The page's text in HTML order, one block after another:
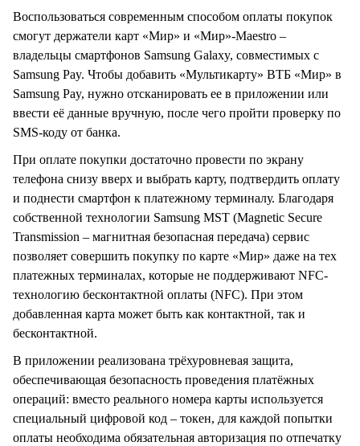
Воспользоваться современным способом оплаты покупок
смогут держатели карт «Мир» и «Мир»-Maestro –
владельцы смартфонов Samsung Galaxy, совместимых с
Samsung Pay. Чтобы добавить «Мультикарту» ВТБ «Мир» в
Samsung Pay, нужно отсканировать ее в приложении или
ввести её данные вручную, после чего пройти проверку по
SMS-коду от банка.
При оплате покупки достаточно провести по экрану
телефона снизу вверх и выбрать карту, подтвердить оплату
и поднести смартфон к платежному терминалу. Благодаря
собственной технологии Samsung MST (Magnetic Secure
Transmission – магнитная безопасная передача) сервис
позволяет совершить покупку по карте «Мир» даже на тех
платежных терминалах, которые не поддерживают NFC-
технологию бесконтактной оплаты (NFC). При этом
добавленная карта может быть как контактной, так и
бесконтактной.
В приложении реализована трёхуровневая защита,
обеспечивающая безопасность проведения платёжных
операций: вместо реального номера карты используется
специальный цифровой код – токен, для каждой попытки
оплаты необходима обязательная авторизация по отпечатку